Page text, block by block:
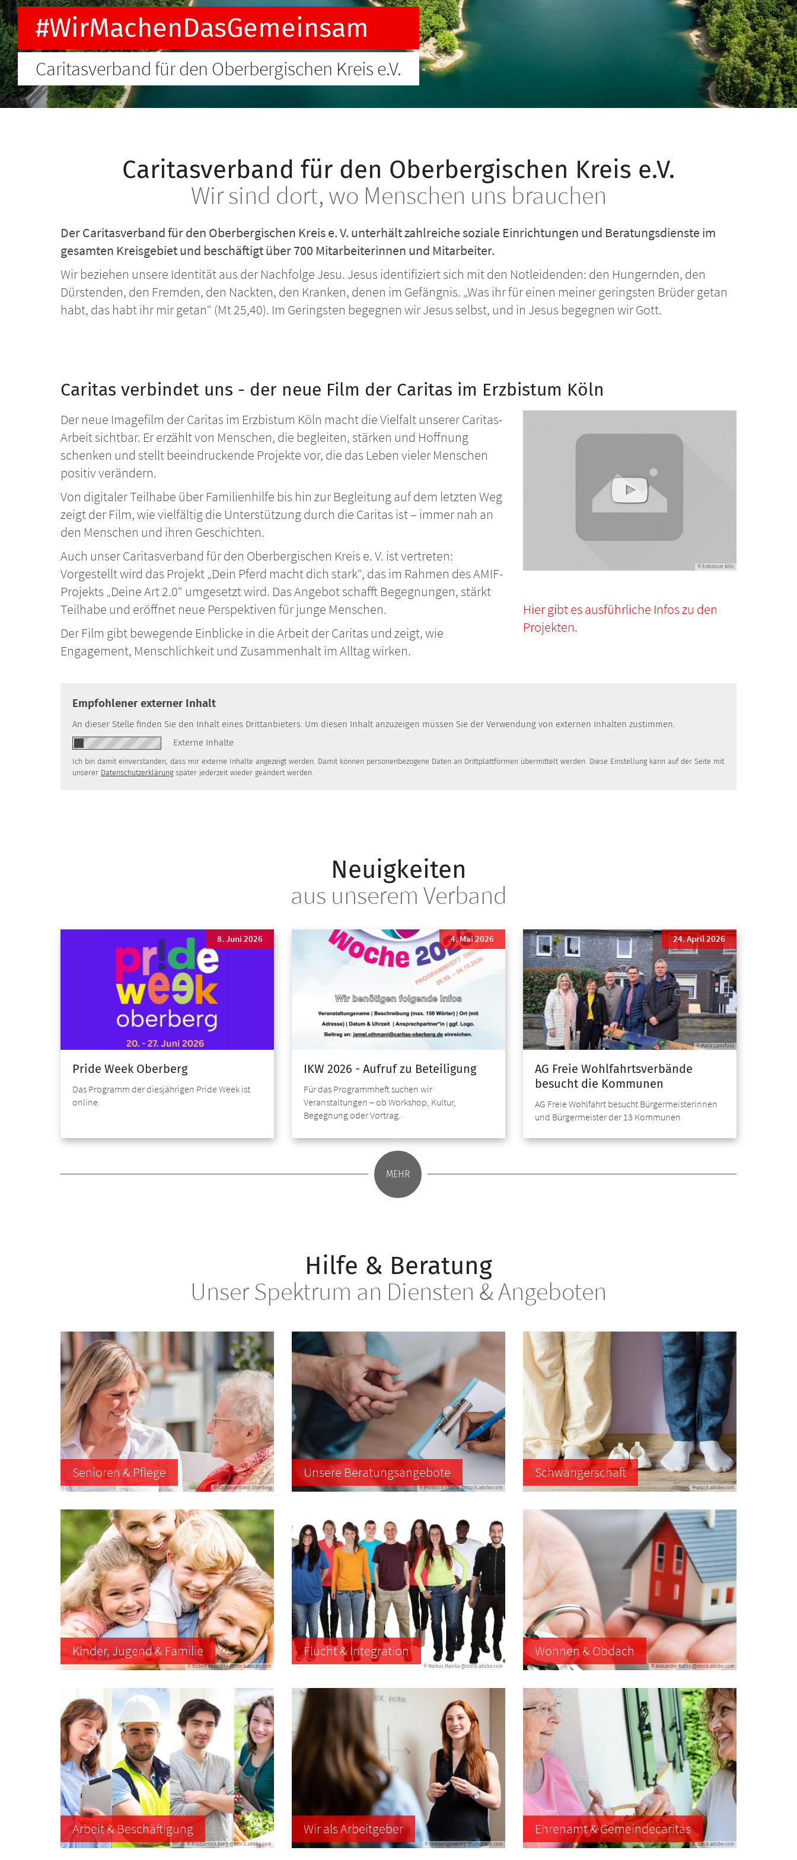
#WirMachenDasGemeinsam
Caritasverband für den Oberbergischen Kreis e.V. © Caritasverband Oberberg
© Caritasverband Oberberg
© Christian Schwier @stock.adobe.com
Caritasverband für den Oberbergischen Kreis e.V.
Wir sind dort, wo Menschen uns brauchen
Der Caritasverband für den Oberbergischen Kreis e. V. unterhält zahlreiche soziale Einrichtungen und Beratungsdienste im
gesamten Kreisgebiet und beschäftigt über 700 Mitarbeiterinnen und Mitarbeiter.
Wir beziehen unsere Identität aus der Nachfolge Jesu. Jesus identifiziert sich mit den Notleidenden: den Hungernden, den
Dürstenden, den Fremden, den Nackten, den Kranken, denen im Gefängnis. „Was ihr für einen meiner geringsten Brüder getan
habt, das habt ihr mir getan“ (Mt 25,40). Im Geringsten begegnen wir Jesus selbst, und in Jesus begegnen wir Gott.
Caritas verbindet uns - der neue Film der Caritas im Erzbistum Köln
Der neue Imagefilm der Caritas im Erzbistum Köln macht die Vielfalt unserer Caritas-
Arbeit sichtbar. Er erzählt von Menschen, die begleiten, stärken und Hoffnung
schenken und stellt beeindruckende Projekte vor, die das Leben vieler Menschen
positiv verändern.
Von digitaler Teilhabe über Familienhilfe bis hin zur Begleitung auf dem letzten Weg
zeigt der Film, wie vielfältig die Unterstützung durch die Caritas ist – immer nah an
den Menschen und ihren Geschichten.
Auch unser Caritasverband für den Oberbergischen Kreis e. V. ist vertreten:
Vorgestellt wird das Projekt „Dein Pferd macht dich stark“, das im Rahmen des AMIF-
Projekts „Deine Art 2.0“ umgesetzt wird. Das Angebot schafft Begegnungen, stärkt
Teilhabe und eröffnet neue Perspektiven für junge Menschen.
Der Film gibt bewegende Einblicke in die Arbeit der Caritas und zeigt, wie
Engagement, Menschlichkeit und Zusammenhalt im Alltag wirken.
© Erzbistum Köln
Hier gibt es ausführliche Infos zu den
Projekten.
Empfohlener externer Inhalt
An dieser Stelle finden Sie den Inhalt eines Drittanbieters. Um diesen Inhalt anzuzeigen müssen Sie der Verwendung von externen Inhalten zustimmen.
Externe Inhalte
Ich bin damit einverstanden, dass mir externe Inhalte angezeigt werden. Damit können personenbezogene Daten an Drittplattformen übermittelt werden. Diese Einstellung kann auf der Seite mit
unserer Datenschutzerklärungspäter jederzeit wieder geändert werden.
Neuigkeiten
aus unserem Verband
Pride Week Oberberg
8. Juni 2026
Das Programm der diesjährigen Pride Week ist
online.
IKW 2026 - Aufruf zu Beteiligung
4. Mai 2026
Für das Programmheft suchen wir
Veranstaltungen – ob Workshop, Kultur,
Begegnung oder Vortrag.
© Maria Lamsfuss
AG Freie Wohlfahrtsverbände
besucht die Kommunen
24. April 2026
AG Freie Wohlfahrt besucht Bürgermeisterinnen
und Bürgermeister der 13 Kommunen
MEHR
Hilfe & Beratung
Unser Spektrum an Diensten & Angeboten
© Caritasverband Oberberg
Senioren & Pflege
© Prostock-studio @stock.adobe.com
Unsere Beratungsangebote
© stock.adobe.com
Schwangerschaft
© Robert Kneschke @stock.adobe.com
Kinder, Jugend & Familie
© Markus Mainka @stock.adobe.com
Flucht & Integration
© Alexander Raths @stock.adobe.com
Wohnen & Obdach
© Production Perig @stock.adobe.com
Arbeit & Beschäftigung
© thisisengineering @unsplash.com
Wir als Arbeitgeber
© stock.adobe.com
Ehrenamt & Gemeindecaritas